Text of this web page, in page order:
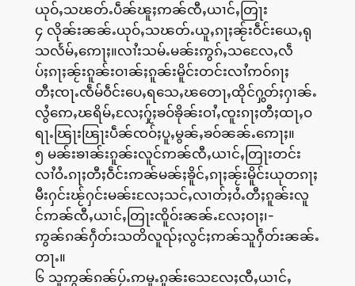
ယုဝ်ႇသၽတ်ႉပဵၼ်ၽူႈဢၼ်ၸီႇယၢင်ႇတြႃး
၄ လိုၼ်းၼၼ်ႉယုဝ်ႇသၽတ်ႉယူႇၵႃႈၼႂ်းဝဵင်းယေႇရု
သလႅမ်ႇဢေႃႈ။လၢႆးသမ်ႉမၼ်းဢွၵ်ႇသလေႄႇလဵ
ပ်ႈၵႃႈၼႂ်းၵူၼ်းဝၢၼ်ႈၵူၼ်းမိူင်းတင်းလၢႆဢဝ်ၵႃႈ
တီႈၸႃႉၸဵမ်ဝဵင်းပေႇရသေႇၽတေႃႇထိုင်ႁွတ်ႈႁၢၼ်ႉ
လွႆဢေႇၽရိမ်ႇလႄႈႁႂ်ႈၶဝ်ၶိုၼ်းဝၢႆႇၸူးၵႃႈတီႈထႃႇဝ
ရႃႉၽြႃးၽြႃးပဵၼ်ၸဝ်ႈပူႇမွၼ်ႇၶဝ်ၼၼ်ႉဢေႃႈ။
၅ မၼ်းၶၢၼ်းၵူၼ်းလူင်ဢၼ်ၸီႇယၢင်ႇတြႃးတင်း
လၢႆဝႆႉၵႃႈတီႈဝဵင်းဢၼ်မၼ်ႈၶိူင်ႇၵႃႈၼႂ်းမိူင်းယုတၵႃႈ
မီးႁင်းၽႂ်ႁင်းမၼ်းလႄႈသင်ႇလၢတ်ႈဝႆႉတီႈၵူၼ်းလူ
င်ဢၼ်ၸီႇယၢင်ႇတြႃးၸိူဝ်းၼၼ်ႉလႄႈဝႃႈ၊-
ဢွၼ်ၵၼ်ႁဵတ်းသတိလူၺ်ႈလွင်ႈဢၼ်သူႁဵတ်းၼၼ်ႉ
တႃႉ။
၆ သူဢွၼ်ၵၼ်ပႂ်ႉဢမူႉၵူၼ်းသေလႄႈၸီႇယၢင်ႇ